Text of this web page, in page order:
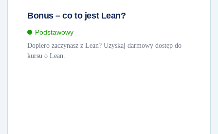
Bonus – co to jest Lean?
Podstawowy
Dopiero zaczynasz z Lean? Uzyskaj darmowy dostęp do
kursu o Lean.